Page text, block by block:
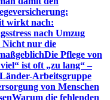
wirkt nach:
nach Umzug
Nicht nur die
Die Pflege von
ist oft „zu lang“ –
Arbeitsgruppe
von Menschen
Warum die fehlenden